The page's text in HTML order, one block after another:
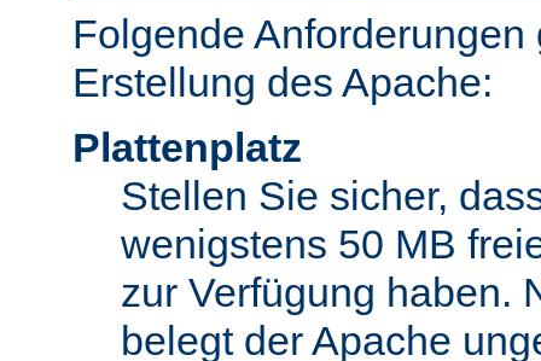
Folgende Anforderungen
Erstellung des Apache:
Plattenplatz
Stellen Sie sicher,
wenigstens 50 MB
zur Verfügung haben.
belegt der Apache